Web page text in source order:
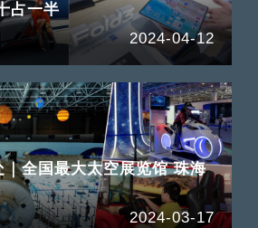
占一半
2024-04-12
｜全国最大太空展览馆 珠海
2024-03-17